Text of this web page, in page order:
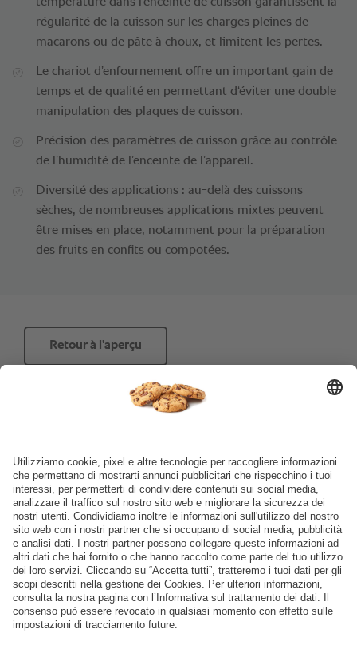
régularité de la cuisson sur les charges pleines de
macarons ou de pâte à choux, et limitent les pertes.
Le chariot d’enfournement offre un important gain de
temps et de qualité en permettant d‘éviter une double
manipulation des plaques de cuisson.
Précision des paramètres de cuisson grâce au contrôle
de l’humidité de l’enceinte de l’appareil.
Diversité des applications : au-delà des cuissons
sèches, de nombreuses applications mixtes peuvent
être mises en place, notamment pour la préparation
des fruits en confits ou compotées.
Retour à l’aperçu